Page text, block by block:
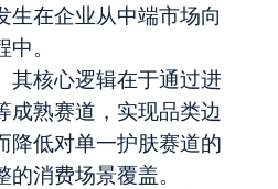
生在企业从中端市场向
。
其核心逻辑在于通过进
成熟赛道，实现品类边
降低对单一护肤赛道的
消费场景覆盖。